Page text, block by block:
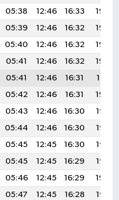
05:38 12:46 16:33
19:45
05:39 12:46 16:32
19:44
05:40 12:46 16:32
19:43
05:41 12:46 16:32
19:42
05:41 12:46 16:31
19:41
05:42 12:46 16:31
19:39
05:43 12:46 16:30
19:38
05:44 12:46 16:30
19:37
05:45 12:45 16:30
19:36
05:45 12:45 16:29
19:35
05:46 12:45 16:29
19:34
05:47 12:45 16:28
19:33